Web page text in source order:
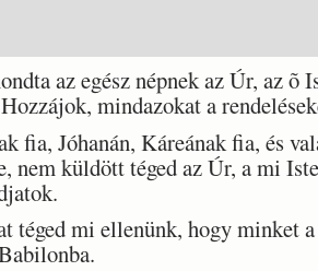
az egész népnek az Úr, az õ
mindazokat a
fia, Jóhanán, Káreának fia, és
nem küldött téged az Úr, a mi
téged mi ellenünk, hogy minket